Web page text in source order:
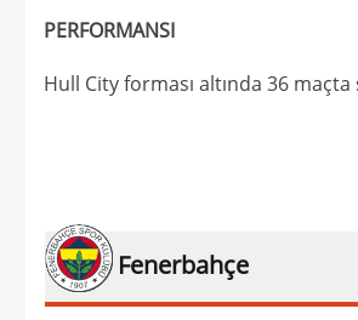
PERFORMANSI
Hull City forması altında 36 maçta
Fenerbahçe